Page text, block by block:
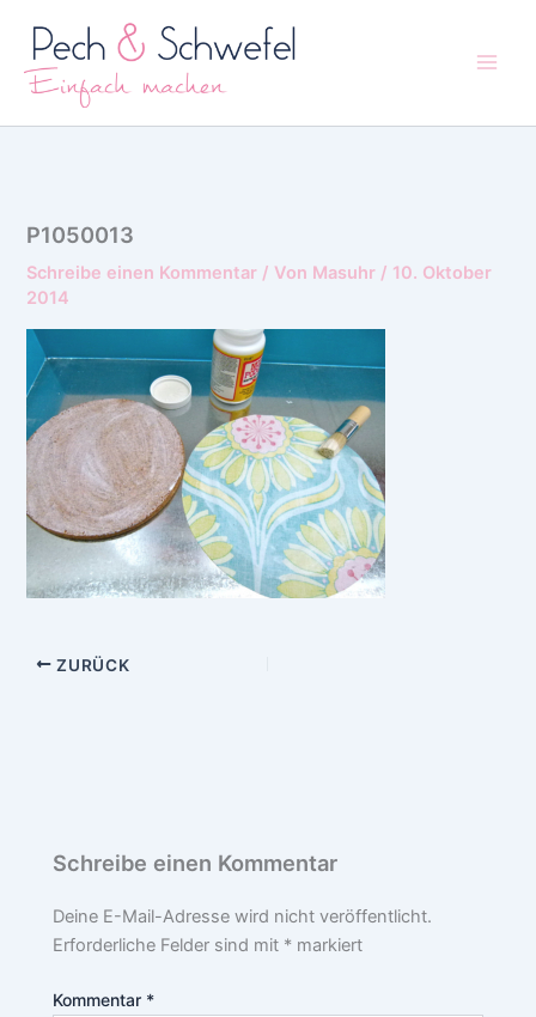
Inhalt
springen
P1050013
Schreibe einen Kommentar / Von Masuhr / 10. Oktober
2014
ZURÜCK
Schreibe einen Kommentar
Deine E-Mail-Adresse wird nicht veröffentlicht.
Erforderliche Felder sind mit * markiert
Kommentar *